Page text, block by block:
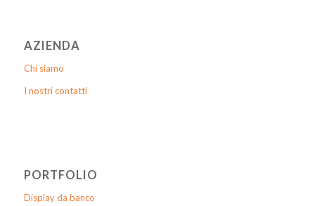
AZIENDA
Chi siamo
I nostri contatti
PORTFOLIO
Display da banco